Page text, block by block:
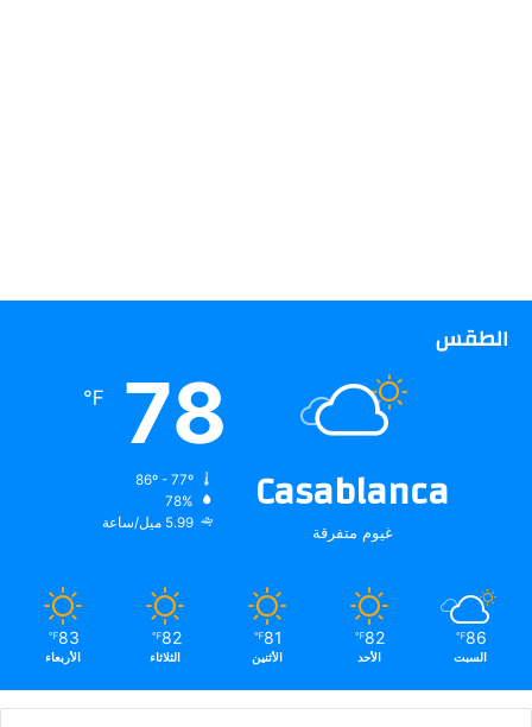
الطقس
Casablanca
غيوم متفرقة
78
℉
78%
5.99 ميل/ساعة
86
℉
السبت
82
℉
الأحد
81
℉
الأثنين
82
℉
الثلاثاء
83
℉
الأربعاء